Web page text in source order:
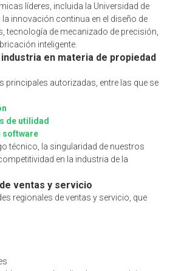
líderes, incluida la Universidad de
innovación continua en el diseño de
tecnología de mecanizado de precisión,
inteligente.
en materia de propiedad
principales autorizadas, entre las que se
de utilidad
software
técnico, la singularidad de nuestros
en la industria de la
ventas y servicio
regionales de ventas y servicio, que